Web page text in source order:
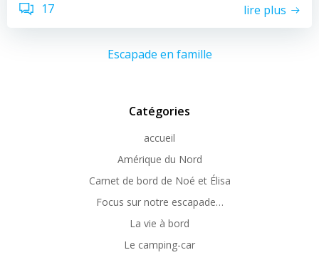
17 lire plus
Escapade en famille
Catégories
accueil
Amérique du Nord
Carnet de bord de Noé et Élisa
Focus sur notre escapade…
La vie à bord
Le camping-car